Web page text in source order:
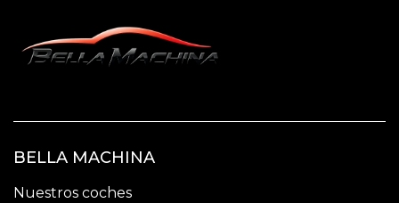
BELLA MACHINA
Nuestros coches